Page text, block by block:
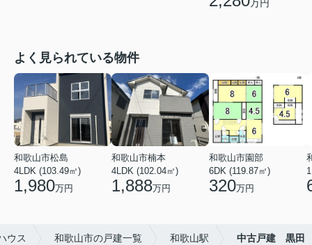
万円
よく見られている物件
和歌山市松島
4LDK (103.49㎡)
1,980万円
和歌山市楠本
4LDK (102.04㎡)
1,888万円
和歌山市園部
6DK (119.87㎡)
320万円
ウス 和歌山市の戸建一覧 和歌山駅 中古戸建 黒田